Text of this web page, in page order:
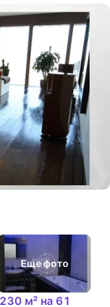
Еще фото
м² на 61